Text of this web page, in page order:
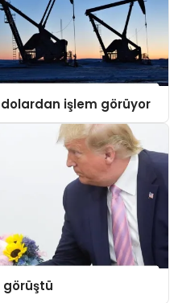
işlem görüyor